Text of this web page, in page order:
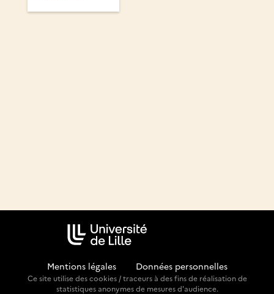
Mentions légales Données personnelles
Ce site utilise des cookies / traceurs à des fins de réalisation de
statistiques anonymes de mesures d'audience.